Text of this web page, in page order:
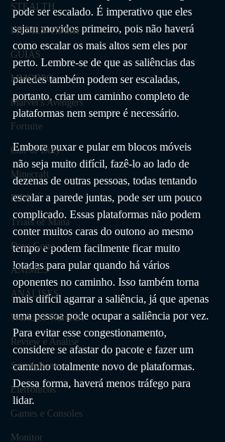
STEALTH
FILMES Thriller
GUIAS
MMORPG
Marvel's Avengers
Fortnite
Call of Duty
Minecraft
FIFA
Trials of Mana
Days Gone
ANIMES
ANÁLISES
World of Warcraft
Review e Análise
Smartphone
Eletrônicos
Games e Consoles
Monitor
pode ser escalado. É imperativo que eles
sejam movidos primeiro, pois não haverá
como escalar os mais altos sem eles por
perto. Lembre-se de que as saliências das
paredes também podem ser escaladas,
portanto, criar um caminho completo de
plataformas nem sempre é necessário.
Embora puxar e pular em blocos móveis
não seja muito difícil, fazê-lo ao lado de
dezenas de outras pessoas, todas tentando
escalar a parede juntas, pode ser um pouco
complicado. Essas plataformas não podem
conter muitos caras do outono ao mesmo
tempo e podem facilmente ficar muito
lotadas para pular quando há vários
oponentes no caminho. Isso também torna
mais difícil agarrar a saliência, já que apenas
uma pessoa pode ocupar a saliência por vez.
Para evitar esse congestionamento,
considere se afastar do pacote e fazer um
caminho totalmente novo de plataformas.
Dessa forma, haverá menos tráfego para
lidar.